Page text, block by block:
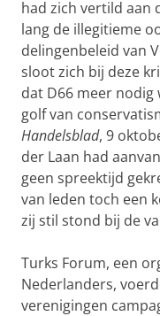
had zich vertild aan
lang de illegitieme
delingenbeleid van
sloot zich bij deze
dat D66 meer nodig
golf van
Handels­blad, 9
der Laan had
geen spreektijd
van leden toch een
zij stil stond bij de
Turks Forum, een
Nederlanders,
verenigingen